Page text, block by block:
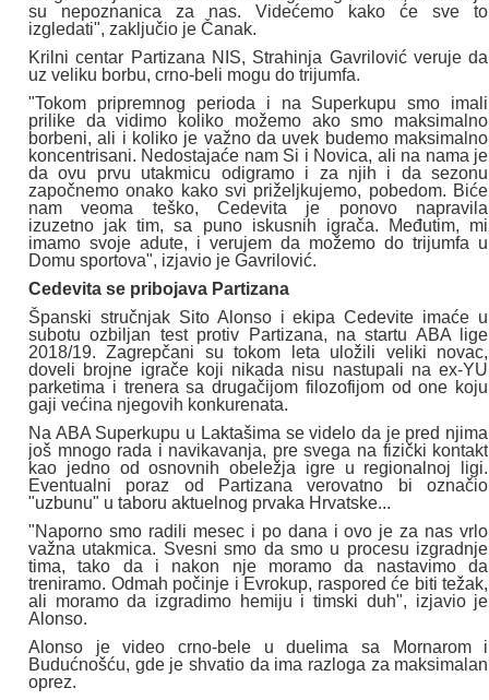
su nepoznanica za nas. Videćemo kako će sve to
izgledati", zaključio je Čanak.
Krilni centar Partizana NIS, Strahinja Gavrilović veruje da
uz veliku borbu, crno-beli mogu do trijumfa.
"Tokom pripremnog perioda i na Superkupu smo imali
prilike da vidimo koliko možemo ako smo maksimalno
borbeni, ali i koliko je važno da uvek budemo maksimalno
koncentrisani. Nedostajaće nam Si i Novica, ali na nama je
da ovu prvu utakmicu odigramo i za njih i da sezonu
započnemo onako kako svi priželjkujemo, pobedom. Biće
nam veoma teško, Cedevita je ponovo napravila
izuzetno jak tim, sa puno iskusnih igrača. Međutim, mi
imamo svoje adute, i verujem da možemo do trijumfa u
Domu sportova", izjavio je Gavrilović.
Cedevita se pribojava Partizana
Španski stručnjak Sito Alonso i ekipa Cedevite imaće u
subotu ozbiljan test protiv Partizana, na startu ABA lige
2018/19. Zagrepčani su tokom leta uložili veliki novac,
doveli brojne igrače koji nikada nisu nastupali na ex-YU
parketima i trenera sa drugačijom filozofijom od one koju
gaji većina njegovih konkurenata.
Na ABA Superkupu u Laktašima se videlo da je pred njima
još mnogo rada i navikavanja, pre svega na fizički kontakt
kao jedno od osnovnih obeležja igre u regionalnoj ligi.
Eventualni poraz od Partizana verovatno bi označio
"uzbunu" u taboru aktuelnog prvaka Hrvatske...
"Naporno smo radili mesec i po dana i ovo je za nas vrlo
važna utakmica. Svesni smo da smo u procesu izgradnje
tima, tako da i nakon nje moramo da nastavimo da
treniramo. Odmah počinje i Evrokup, raspored će biti težak,
ali moramo da izgradimo hemiju i timski duh", izjavio je
Alonso.
Alonso je video crno-bele u duelima sa Mornarom i
Budućnošću, gde je shvatio da ima razloga za maksimalan
oprez.